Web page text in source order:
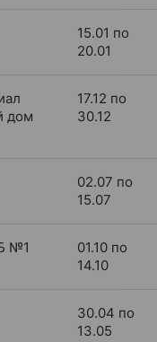
15.01 по
20.01
дом
17.12 по
30.12
02.07 по
15.07
№1
01.10 по
14.10
30.04 по
13.05